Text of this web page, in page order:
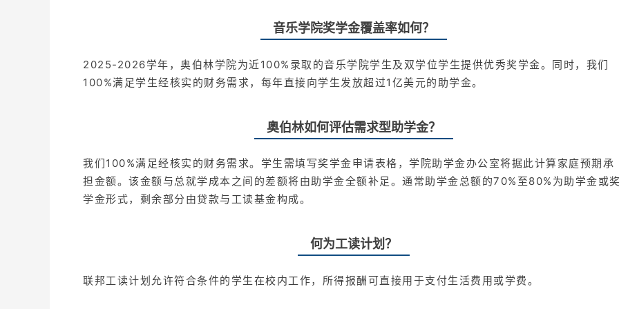
音乐学院奖学金覆盖率如何？
2025-2026学年，奥伯林学院为近100%录取的音乐学院学生及双学位学生提供优秀奖学金。同时，我们
100%满足学生经核实的财务需求，每年直接向学生发放超过1亿美元的助学金。
奥伯林如何评估需求型助学金？
我们100%满足经核实的财务需求。学生需填写奖学金申请表格，学院助学金办公室将据此计算家庭预期承
担金额。该金额与总就学成本之间的差额将由助学金全额补足。通常助学金总额的70%至80%为助学金或
学金形式，剩余部分由贷款与工读基金构成。
何为工读计划？
联邦工读计划允许符合条件的学生在校内工作，所得报酬可直接用于支付生活费用或学费。